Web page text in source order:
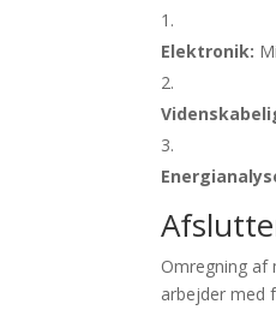
Elektronik:
Omregning af
arbejder med